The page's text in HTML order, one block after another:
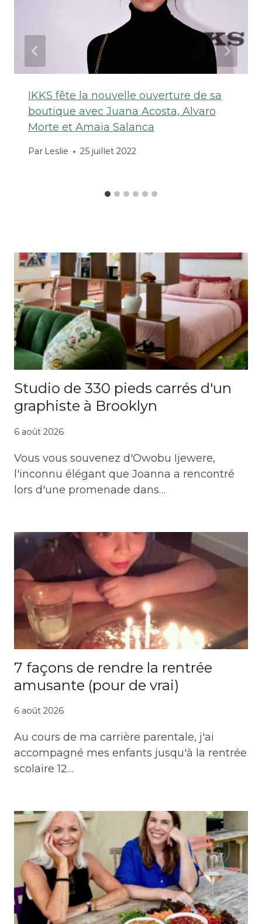
IKKS fête la nouvelle ouverture de sa
boutique avec Juana Acosta, Alvaro
Morte et Amaia Salanca
Par Leslie 25 juillet 2022
Studio de 330 pieds carrés d'un
graphiste à Brooklyn
6 août 2026
Vous vous souvenez d'Owobu Ijewere,
l'inconnu élégant que Joanna a rencontré
lors d'une promenade dans…
7 façons de rendre la rentrée
amusante (pour de vrai)
6 août 2026
Au cours de ma carrière parentale, j'ai
accompagné mes enfants jusqu'à la rentrée
scolaire 12…